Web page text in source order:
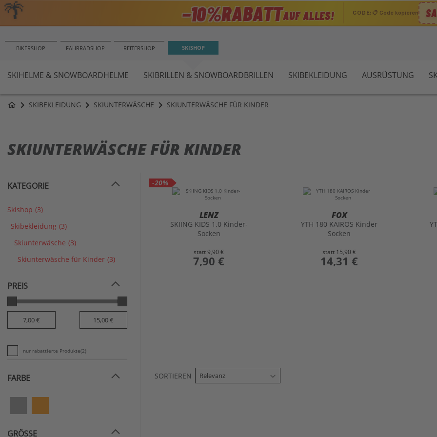
🌴 −10%RABATTAUF ALLES! CODE: 📋 Code kopieren
BIKERSHOP FAHRRADSHOP REITERSHOP SKISHOP
SKIHELME & SNOWBOARDHELME SKIBRILLEN & SNOWBOARDBRILLEN SKIBEKLEIDUNG AUSRÜSTUNG
home SKIBEKLEIDUNG SKIUNTERWÄSCHE SKIUNTERWÄSCHE FÜR KINDER
SKIUNTERWÄSCHE FÜR KINDER
-20%
LENZ
SKIING KIDS 1.0 Kinder-
Socken
statt9,90 €
preis
7,90 €
FOX
YTH 180 KAIROS Kinder
Socken
statt 15,90 €
preis
14,31 €
SORTIEREN
KATEGORIE
Skishop (3)
Skibekleidung (3)
Skiunterwäsche (3)
Skiunterwäsche für Kinder (3)
PREIS
nur rabattierte Produkte(2)
FARBE
GRÖSSE